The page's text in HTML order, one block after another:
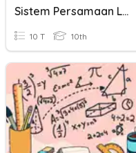
Sistem Persamaan Linear
10 T 10th